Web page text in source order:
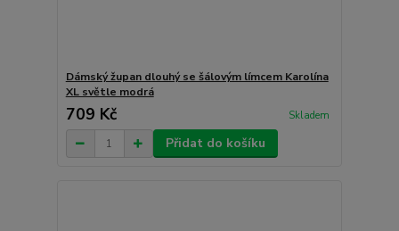
Dámský župan dlouhý se šálovým límcem Karolína
XL světle modrá
709 Kč Skladem
Přidat do košíku